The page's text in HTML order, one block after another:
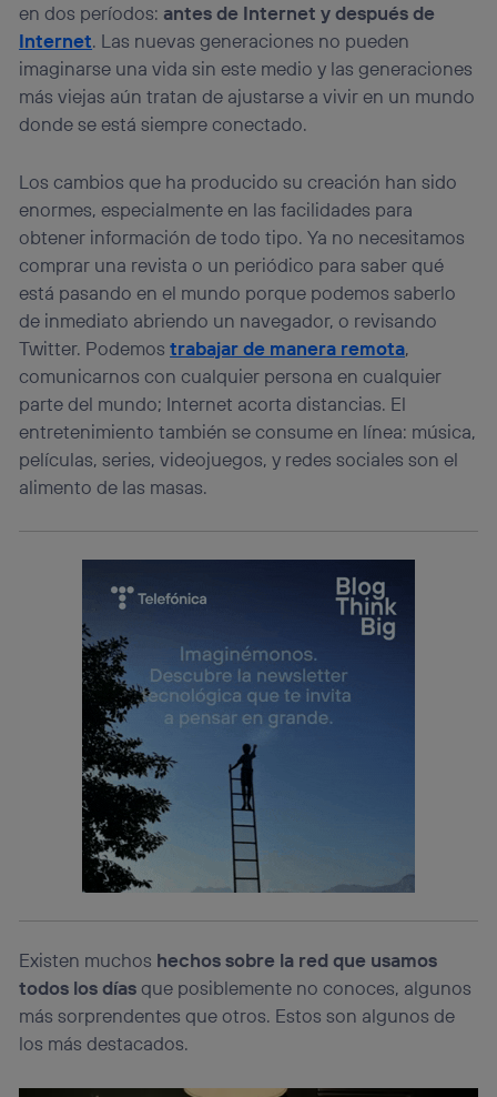
en dos períodos: antes de Internet y después de
Internet. Las nuevas generaciones no pueden
imaginarse una vida sin este medio y las generaciones
más viejas aún tratan de ajustarse a vivir en un mundo
donde se está siempre conectado.
Los cambios que ha producido su creación han sido
enormes, especialmente en las facilidades para
obtener información de todo tipo. Ya no necesitamos
comprar una revista o un periódico para saber qué
está pasando en el mundo porque podemos saberlo
de inmediato abriendo un navegador, o revisando
Twitter. Podemostrabajar de manera remota,
comunicarnos con cualquier persona en cualquier
parte del mundo; Internet acorta distancias. El
entretenimiento también se consume en línea: música,
películas, series, videojuegos, y redes sociales son el
alimento de las masas.
Existen muchos hechos sobre la red que usamos
todos los díasque posiblemente no conoces, algunos
más sorprendentes que otros. Estos son algunos de
los más destacados.